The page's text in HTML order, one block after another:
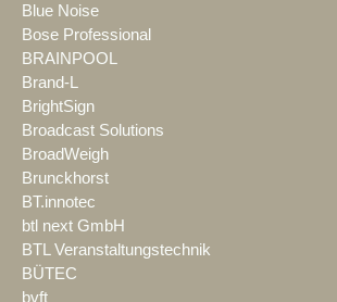
Blue Noise
Bose Professional
BRAINPOOL
Brand-L
BrightSign
Broadcast Solutions
BroadWeigh
Brunckhorst
BT.innotec
btl next GmbH
BTL Veranstaltungstechnik
BÜTEC
bvft